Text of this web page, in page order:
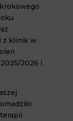
z klinik w
2026 i